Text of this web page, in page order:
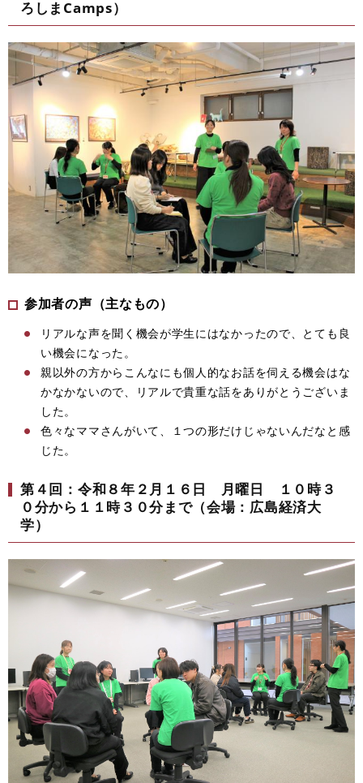
ろしまCamps）
参加者の声（主なもの）
リアルな声を聞く機会が学生にはなかったので、とても良
い機会になった。
親以外の方からこんなにも個人的なお話を伺える機会はな
かなかないので、リアルで貴重な話をありがとうございま
した。
色々なママさんがいて、１つの形だけじゃないんだなと感
じた。
第４回：令和８年２月１６日 月曜日 １０時３
０分から１１時３０分まで（会場：広島経済大
学）